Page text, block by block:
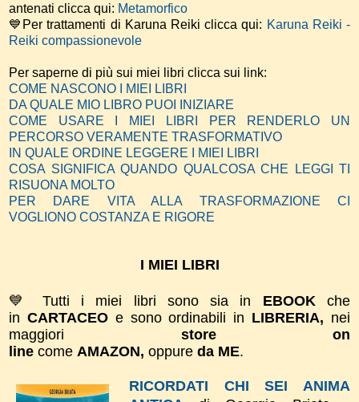
antenati clicca qui: Metamorfico
💙Per trattamenti di Karuna Reiki clicca qui: Karuna Reiki -
Reiki compassionevole
Per saperne di più sui miei libri clicca sui link:
COME NASCONO I MIEI LIBRI
DA QUALE MIO LIBRO PUOI INIZIARE
COME USARE I MIEI LIBRI PER RENDERLO UN
PERCORSO VERAMENTE TRASFORMATIVO
IN QUALE ORDINE LEGGERE I MIEI LIBRI
COSA SIGNIFICA QUANDO QUALCOSA CHE LEGGI TI
RISUONA MOLTO
PER DARE VITA ALLA TRASFORMAZIONE CI
VOGLIONO COSTANZA E RIGORE
I MIEI LIBRI
💙 Tutti i miei libri sono sia in EBOOKche
in CARTACEO e sono ordinabili in LIBRERIA, nei
maggiori store on
line come AMAZON, oppure da ME.
RICORDATI CHI SEI ANIMA